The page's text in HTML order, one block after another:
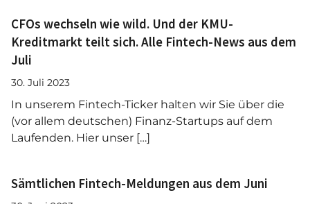
CFOs wechseln wie wild. Und der KMU-
Kreditmarkt teilt sich. Alle Fintech-News aus dem
Juli
30. Juli 2023
In unserem Fintech-Ticker halten wir Sie über die
(vor allem deutschen) Finanz-Startups auf dem
Laufenden. Hier unser […]
Sämtlichen Fintech-Meldungen aus dem Juni